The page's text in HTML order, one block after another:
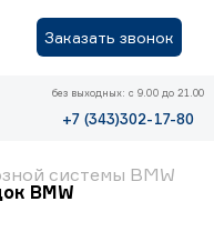
Заказать звонок
без выходных: с 9.00 до 21.00
+7 (343)302-17-80
системы BMW
BMW